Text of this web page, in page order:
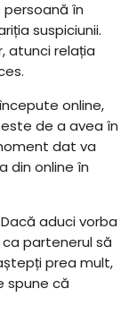
în
suspiciunii.
atunci relația
online,
de a avea în
dat va
din online în
aduci vorba
partenerul să
prea mult,
spune că